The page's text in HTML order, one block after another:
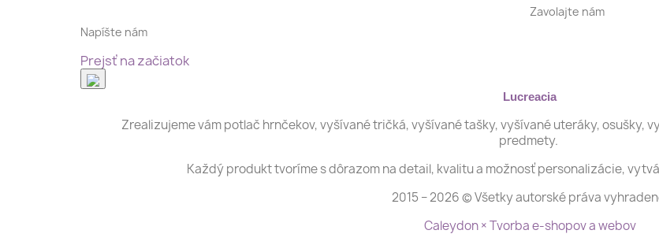
Zavolajte nám
Napíšte nám
Prejsť na začiatok
Lucreacia
Zrealizujeme vám potlač hrnčekov, vyšívané tričká, vyšívané tašky, vyšívané uteráky, osušky,
predmety.
Každý produkt tvoríme s dôrazom na detail, kvalitu a možnosť personalizácie,
2015 − 2026 © Všetky autorské práva
Caleydon × Tvorba e-shopov a webov